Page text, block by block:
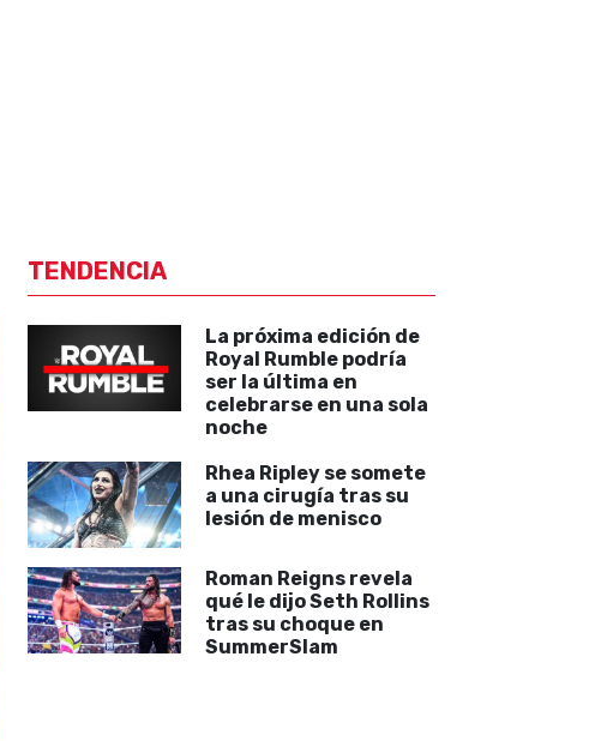
TENDENCIA
La próxima edición de
Royal Rumble podría
ser la última en
celebrarse en una sola
noche
Rhea Ripley se somete
a una cirugía tras su
lesión de menisco
Roman Reigns revela
qué le dijo Seth Rollins
tras su choque en
SummerSlam